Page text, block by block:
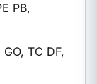
PB,
TC DF,